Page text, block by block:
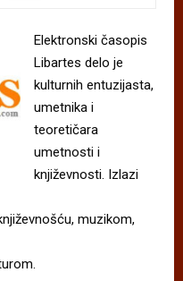
Elektronski časopis
Libartes delo je
kulturnih entuzijasta,
umetnika i
teoretičara
umetnosti i
književnosti. Izlazi
muzikom,